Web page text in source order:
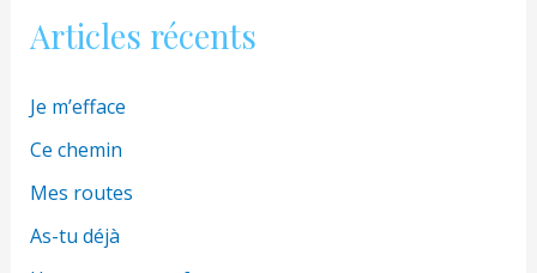
Articles récents
Je m’efface
Ce chemin
Mes routes
As-tu déjà